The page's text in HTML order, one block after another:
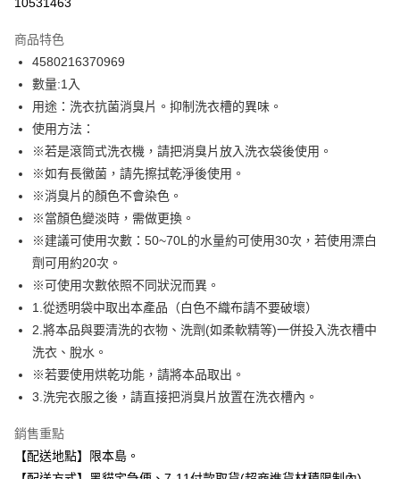
合作金庫商業銀行
華南商業銀行
上海商業儲蓄銀行
國泰世華商業銀行
兆豐國際商業銀行
臺灣中小企業銀行
匯豐（台灣）商業銀行
華泰商業銀行
聯邦商業銀行
遠東國際商業銀行
元大商業銀行
永豐商業銀行
玉山商業銀行
台新國際商業銀行
台灣樂天信用卡公司
LINE Pay
Apple Pay
街口支付
Google Pay
大哥付你分期
相關說明
【大哥付你分期使用說明】
1.本服務由台灣大哥大提供，台灣大哥大用戶可立即使用無須另外申請。
2.付款方式選擇「大哥付你分期」，訂單成立後會自動跳轉到大哥付的交易
流程，驗證手機門號後，選擇欲分期的期數、繳款截止日，確認付款後即完
成交易。
3.實際核准額度、可分期數及費用金額請依後續交易確認頁面所載為準。
消。如遇「轉專審核」未通過狀況，表示未達大哥付你分期系統評分，恕無
法說明評估內容。
【繳款方式說明】
ATM付款
運送方式
每筆NT$100，滿NT$899(含以上)免運費
付款後全家取貨
商品特色
4580216370969
數量:1入
用途：洗衣抗菌消臭片。抑制洗衣槽的異味。
使用方法：
※若是滾筒式洗衣機，請把消臭片放入洗衣袋後使用。
※如有長黴菌，請先擦拭乾淨後使用。
※消臭片的顏色不會染色。
※當顏色變淡時，需做更換。
※建議可使用次數：50~70L的水量約可使用30次，若使用漂白
劑可用約20次。
※可使用次數依照不同狀況而異。
1.從透明袋中取出本產品（白色不織布請不要破壞）
2.將本品與要清洗的衣物、洗劑(如柔軟精等)一併投入洗衣槽中
洗衣、脫水。
※若要使用烘乾功能，請將本品取出。
3.洗完衣服之後，請直接把消臭片放置在洗衣槽內。
銷售重點
【配送地點】限本島。